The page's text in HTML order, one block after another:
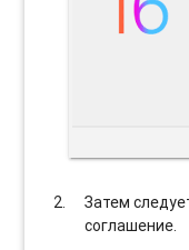
Затем
соглашение.